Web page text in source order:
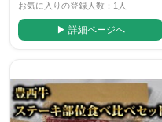
お気に入りの登録人数：1人
▶ 詳細ページへ